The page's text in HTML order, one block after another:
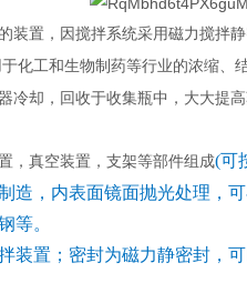
装置，因搅拌系统采用磁力搅拌
化工和生物制药等行业的浓缩、
冷却，回收于收集瓶中，大大提
真空装置，支架等部件组成(可
，内表面镜面抛光处理，可
等。
置；密封为磁力静密封，